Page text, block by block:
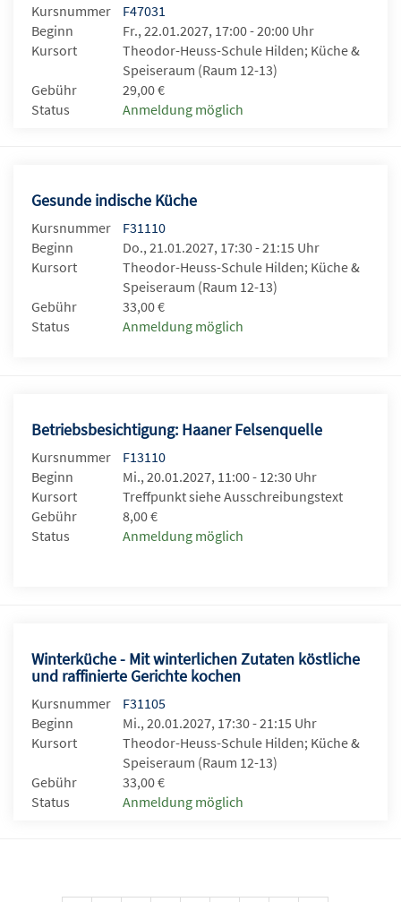
Kursnummer
F47031
Beginn
Fr., 22.01.2027, 17:00 - 20:00 Uhr
Kursort
Theodor-Heuss-Schule Hilden; Küche &
Speiseraum (Raum 12-13)
Gebühr
29,00 €
Status
Anmeldung möglich
Gesunde indische Küche
Kursnummer
F31110
Beginn
Do., 21.01.2027, 17:30 - 21:15 Uhr
Kursort
Theodor-Heuss-Schule Hilden; Küche &
Speiseraum (Raum 12-13)
Gebühr
33,00 €
Status
Anmeldung möglich
Betriebsbesichtigung: Haaner Felsenquelle
Kursnummer
F13110
Beginn
Mi., 20.01.2027, 11:00 - 12:30 Uhr
Kursort
Treffpunkt siehe Ausschreibungstext
Gebühr
8,00 €
Status
Anmeldung möglich
Winterküche - Mit winterlichen Zutaten köstliche
und raffinierte Gerichte kochen
Kursnummer
F31105
Beginn
Mi., 20.01.2027, 17:30 - 21:15 Uhr
Kursort
Theodor-Heuss-Schule Hilden; Küche &
Speiseraum (Raum 12-13)
Gebühr
33,00 €
Status
Anmeldung möglich